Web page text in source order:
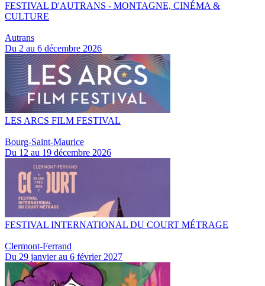
FESTIVAL D'AUTRANS - MONTAGNE, CINÉMA &
CULTURE
Autrans
Du 2 au 6 décembre 2026
LES ARCS FILM FESTIVAL
Bourg-Saint-Maurice
Du 12 au 19 décembre 2026
FESTIVAL INTERNATIONAL DU COURT MÉTRAGE
Clermont-Ferrand
Du 29 janvier au 6 février 2027